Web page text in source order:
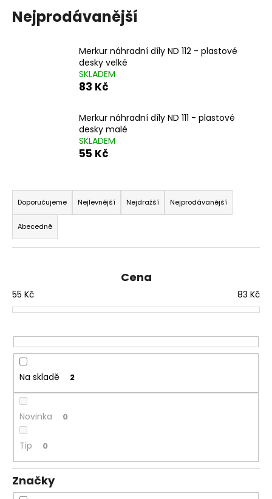
Nejprodávanější
Merkur náhradní díly ND 112 - plastové
desky velké
SKLADEM
83 Kč
Merkur náhradní díly ND 111 - plastové
desky malé
SKLADEM
55 Kč
Ř
a
z
e
n
r
o
u
k
ů
Doporučujeme Nejlevnější Nejdražší Nejprodávanější
Abecedně
Cena
55 Kč 83 Kč
Na skladě 2
Novinka 0
Tip 0
Značky
m
e